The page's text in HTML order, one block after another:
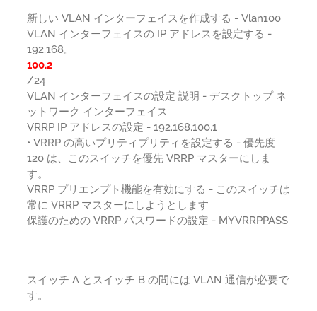
新しい VLAN インターフェイスを作成する - Vlan100
VLAN インターフェイスの IP アドレスを設定する -
192.168。
100.2
/24
VLAN インターフェイスの設定 説明 - デスクトップ ネ
ットワーク インターフェイス
VRRP IP アドレスの設定 - 192.168.100.1
• VRRP の高いプリティプリティを設定する - 優先度
120 は、このスイッチを優先 VRRP マスターにしま
す。
VRRP プリエンプト機能を有効にする - このスイッチは
常に VRRP マスターにしようとします
保護のための VRRP パスワードの設定 - MYVRRPPASS
スイッチ A とスイッチ B の間には VLAN 通信が必要で
す。